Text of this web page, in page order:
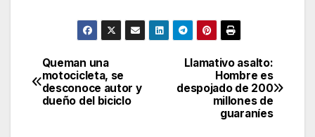
Navegación
de
Llamativo asalto:
Hombre es
despojado de 200
millones de
guaraníes
Queman una
motocicleta, se
desconoce autor y
dueño del biciclo